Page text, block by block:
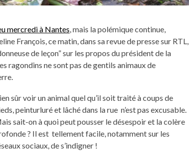
mercredi à Nantes, mais la polémique continue,
François, ce matin, dans sa revue de presse sur RTL,
de leçon” sur les propos du président de la
ragondins ne sont pas de gentils animaux de
sûr voir un animal quel qu’il soit traité à coups de
peinturluré et lâché dans la rue n’est pas excusable.
sait-on à quoi peut pousser le désespoir et la colère
? Il est tellement facile, notamment sur les
sociaux, de s’indigner !